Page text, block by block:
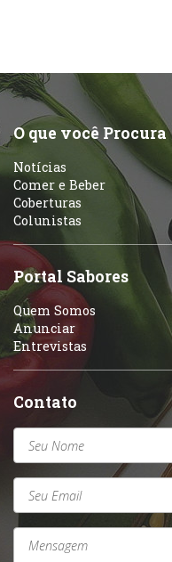
O que você Procura
Notícias
Comer e Beber
Coberturas
Colunistas
Portal Sabores
Quem Somos
Anunciar
Entrevistas
Contato